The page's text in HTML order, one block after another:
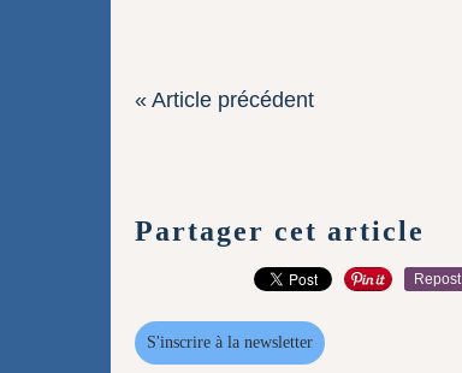
« Article précédent
Partager cet article
Repost
S'inscrire à la newsletter